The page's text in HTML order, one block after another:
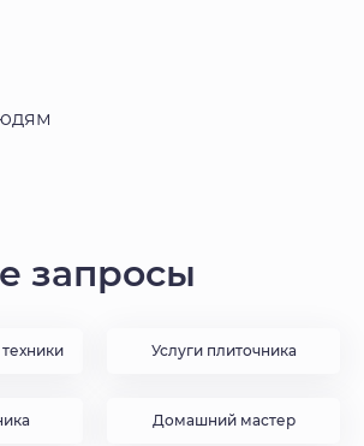
запросы
Услуги плиточника
Домашний мастер